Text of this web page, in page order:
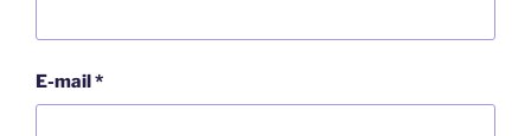
E-mail*